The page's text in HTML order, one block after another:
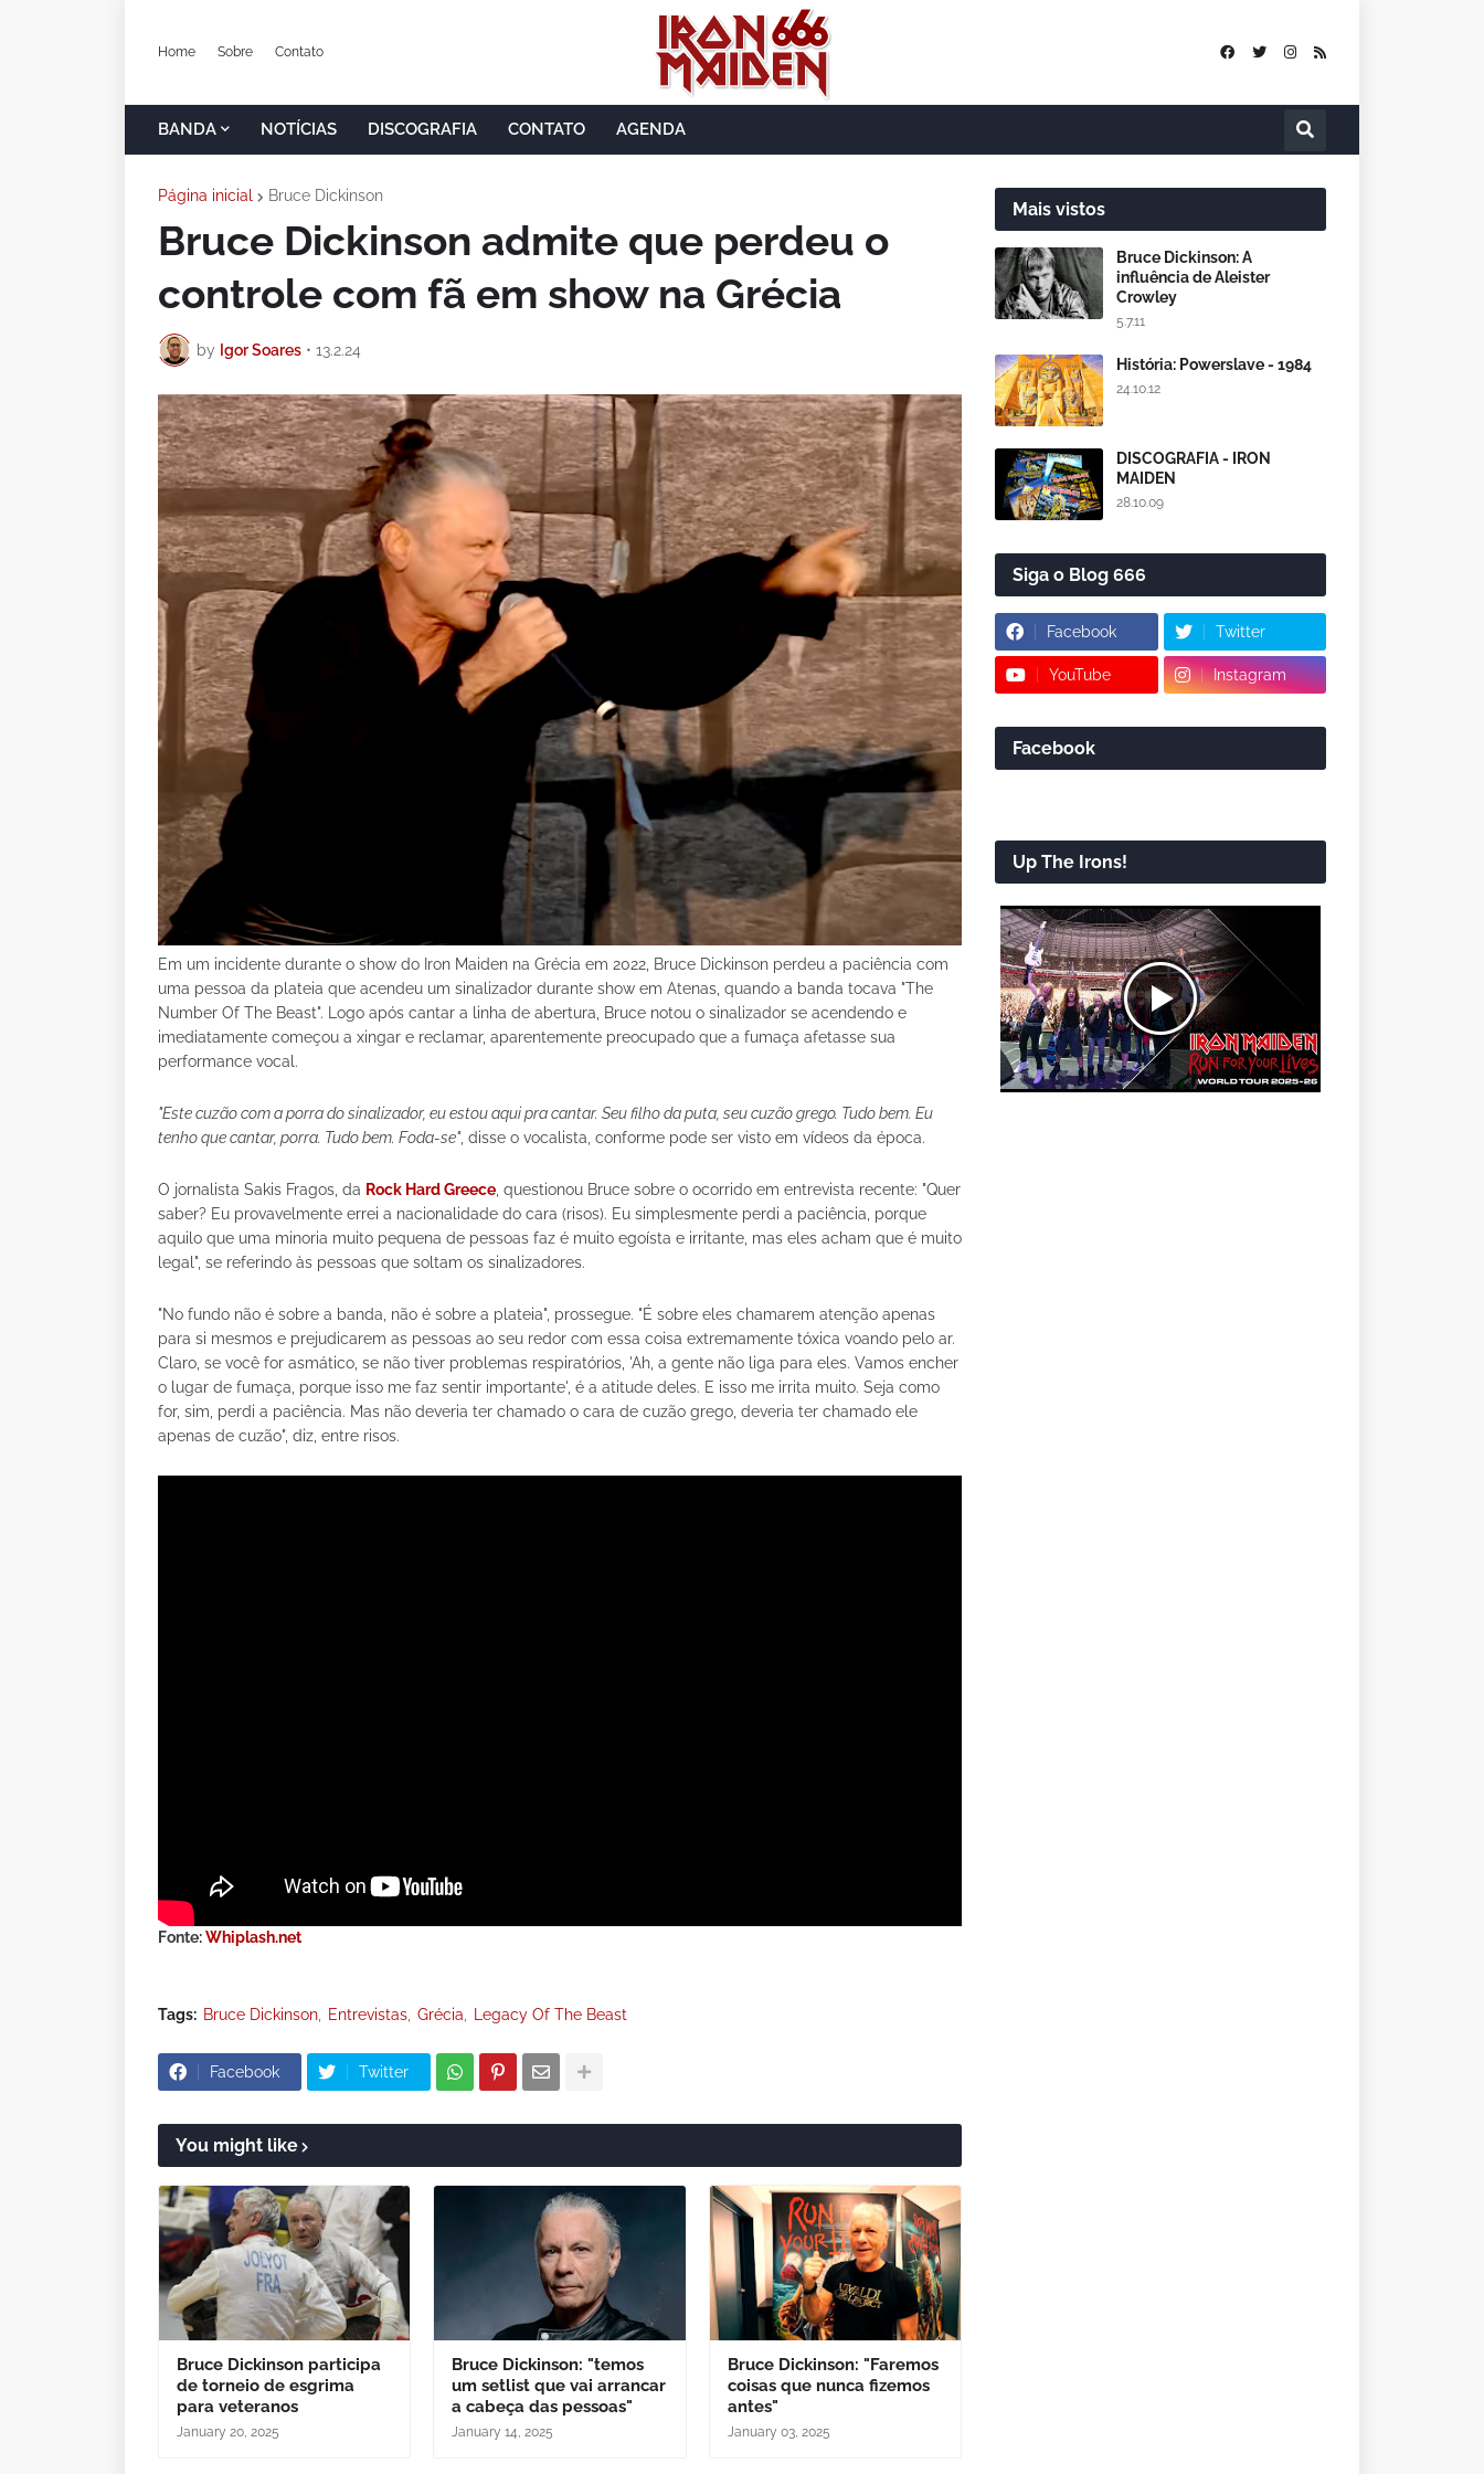
Home Sobre Contato
BANDA NOTÍCIAS DISCOGRAFIA CONTATO AGENDA
Página inicial Bruce Dickinson
Bruce Dickinson admite que perdeu o
controle com fã em show na Grécia
by Igor Soares • 13.2.24
Em um incidente durante o show do Iron Maiden na Grécia em 2022, Bruce Dickinson perdeu a paciência com
uma pessoa da plateia que acendeu um sinalizador durante show em Atenas, quando a banda tocava "The
Number Of The Beast". Logo após cantar a linha de abertura, Bruce notou o sinalizador se acendendo e
imediatamente começou a xingar e reclamar, aparentemente preocupado que a fumaça afetasse sua
performance vocal.
"Este cuzão com a porra do sinalizador, eu estou aqui pra cantar. Seu filho da puta, seu cuzão grego. Tudo bem. Eu
tenho que cantar, porra. Tudo bem. Foda-se", disse o vocalista, conforme pode ser visto em vídeos da época.
O jornalista Sakis Fragos, da Rock Hard Greece , questionou Bruce sobre o ocorrido em entrevista recente: "Quer
saber? Eu provavelmente errei a nacionalidade do cara (risos). Eu simplesmente perdi a paciência, porque
aquilo que uma minoria muito pequena de pessoas faz é muito egoísta e irritante, mas eles acham que é muito
legal", se referindo às pessoas que soltam os sinalizadores.
"No fundo não é sobre a banda, não é sobre a plateia", prossegue. "É sobre eles chamarem atenção apenas
para si mesmos e prejudicarem as pessoas ao seu redor com essa coisa extremamente tóxica voando pelo ar.
Claro, se você for asmático, se não tiver problemas respiratórios, 'Ah, a gente não liga para eles. Vamos encher
o lugar de fumaça, porque isso me faz sentir importante', é a atitude deles. E isso me irrita muito. Seja como
for, sim, perdi a paciência. Mas não deveria ter chamado o cara de cuzão grego, deveria ter chamado ele
apenas de cuzão", diz, entre risos.
Fonte:Whiplash.net
Tags: Bruce Dickinson Entrevistas Grécia Legacy Of The Beast
Facebook Twitter
You might like
Bruce Dickinson participa
de torneio de esgrima
para veteranos
January 20, 2025
Bruce Dickinson: "temos
um setlist que vai arrancar
a cabeça das pessoas"
January 14, 2025
Bruce Dickinson: "Faremos
coisas que nunca fizemos
antes"
January 03, 2025
Mais vistos
Bruce Dickinson: A
influência de Aleister
Crowley
5.7.11
História: Powerslave - 1984
24.10.12
DISCOGRAFIA - IRON
MAIDEN
28.10.09
Siga o Blog 666
Facebook Twitter
YouTube Instagram
Facebook
Up The Irons!